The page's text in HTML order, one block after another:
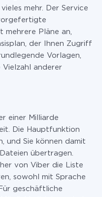
mehr. Der Service
mehrere Pläne an,
der Ihnen Zugriff
Vorlagen,
Vielzahl anderer
einer Milliarde
Die Hauptfunktion
und Sie können damit
übertragen.
von Viber die Liste
sowohl mit Sprache
geschäftliche